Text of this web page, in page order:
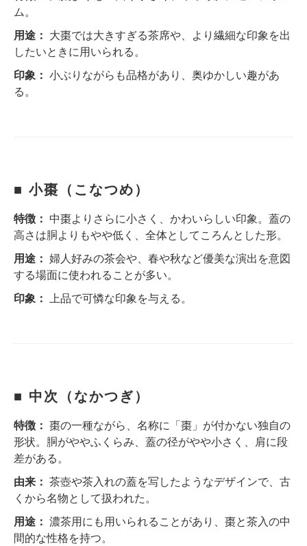
ム。
用途： 大棗では大きすぎる茶席や、より繊細な印象を出
したいときに用いられる。
印象： 小ぶりながらも品格があり、奥ゆかしい趣があ
る。
■ 小棗（こなつめ）
特徴： 中棗よりさらに小さく、かわいらしい印象。蓋の
高さは胴よりもやや低く、全体としてころんとした形。
用途： 婦人好みの茶会や、春や秋など優美な演出を意図
する場面に使われることが多い。
印象：
上品で可憐な印象を与える。
■ 中次（なかつぎ）
特徴： 棗の一種ながら、名称に「棗」が付かない独自の
形状。胴がややふくらみ、蓋の径がやや小さく、肩に段
差がある。
由来： 茶壺や茶入れの蓋を写したようなデザインで、古
くから名物として扱われた。
用途： 濃茶用にも用いられることがあり、棗と茶入の中
間的な性格を持つ。